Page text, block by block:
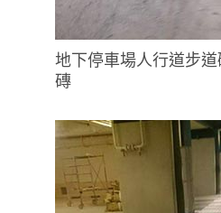
地下停車場人行道步
磚